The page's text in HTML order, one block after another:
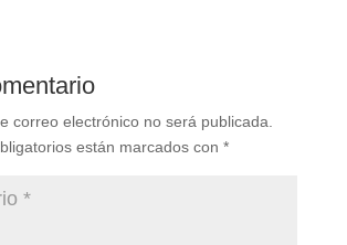
correo electrónico no será publicada.
están marcados con *